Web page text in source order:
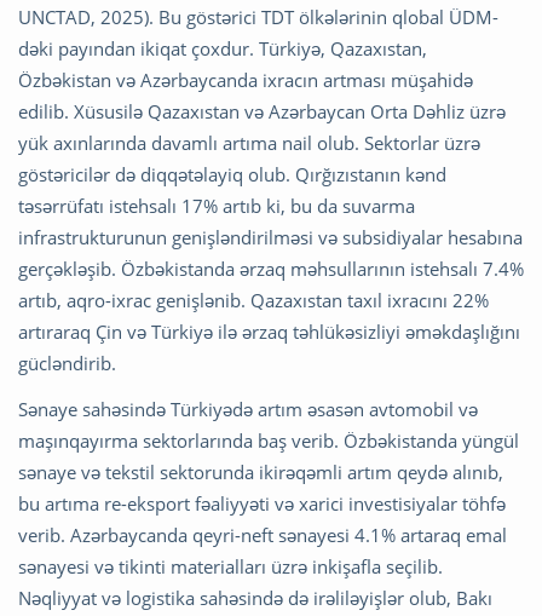
UNCTAD, 2025). Bu göstərici TDT ölkələrinin qlobal ÜDM-
dəki payından ikiqat çoxdur. Türkiyə, Qazaxıstan,
Özbəkistan və Azərbaycanda ixracın artması müşahidə
edilib. Xüsusilə Qazaxıstan və Azərbaycan Orta Dəhliz üzrə
yük axınlarında davamlı artıma nail olub. Sektorlar üzrə
göstəricilər də diqqətəlayiq olub. Qırğızıstanın kənd
təsərrüfatı istehsalı 17% artıb ki, bu da suvarma
infrastrukturunun genişləndirilməsi və subsidiyalar hesabına
gerçəkləşib. Özbəkistanda ərzaq məhsullarının istehsalı 7.4%
artıb, aqro-ixrac genişlənib. Qazaxıstan taxıl ixracını 22%
artıraraq Çin və Türkiyə ilə ərzaq təhlükəsizliyi əməkdaşlığını
gücləndirib.
Sənaye sahəsində Türkiyədə artım əsasən avtomobil və
maşınqayırma sektorlarında baş verib. Özbəkistanda yüngül
sənaye və tekstil sektorunda ikirəqəmli artım qeydə alınıb,
bu artıma re-eksport fəaliyyəti və xarici investisiyalar töhfə
verib. Azərbaycanda qeyri-neft sənayesi 4.1% artaraq emal
sənayesi və tikinti materialları üzrə inkişafla seçilib.
Nəqliyyat və logistika sahəsində də irəliləyişlər olub, Bakı